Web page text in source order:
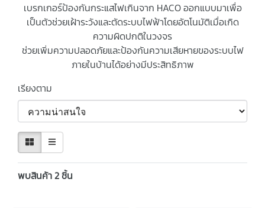
เบรกเกอร์ป้องกันกระแสไฟเกินจาก HACO ออกแบบมาเพื่อ
เป็นตัวช่วยเฝ้าระวังและตัดระบบไฟฟ้าโดยอัตโนมัติเมื่อเกิด
ความผิดปกติในวงจร
ช่วยเพิ่มความปลอดภัยและป้องกันความเสียหายของระบบไฟ
ภายในบ้านได้อย่างมีประสิทธิภาพ
เรียงตาม
พบสินค้า 2 ชิ้น